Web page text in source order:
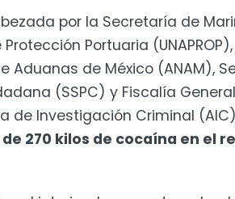
por la Secretaría de
Portuaria
Aduanas de México (ANAM),
(SSPC) y Fiscalía
de Investigación Criminal
270 kilos de cocaína en el